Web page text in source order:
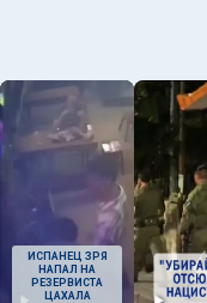
ИСПАНЕЦ ЗРЯ
НАПАЛ НА
РЕЗЕРВИСТА
ЦАХАЛА